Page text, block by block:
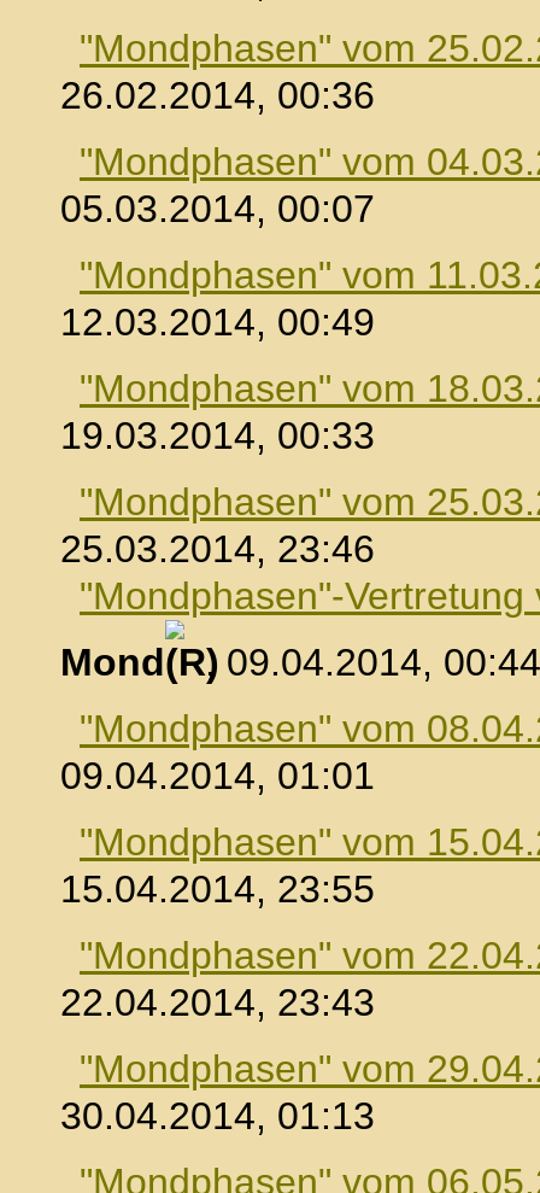
"Mondphasen" vom
26.02.2014, 00:36
"Mondphasen" vom
05.03.2014, 00:07
"Mondphasen" vom
12.03.2014, 00:49
"Mondphasen" vom
19.03.2014, 00:33
"Mondphasen" vom
25.03.2014, 23:46
"Mondphasen"-
Mond
, 09.04.2014, 00:44
"Mondphasen" vom
09.04.2014, 01:01
"Mondphasen" vom
15.04.2014, 23:55
"Mondphasen" vom
22.04.2014, 23:43
"Mondphasen" vom
30.04.2014, 01:13
"Mondphasen" vom